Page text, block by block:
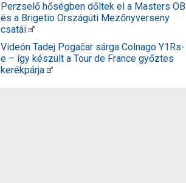
Perzselő hőségben dőltek el a Masters OB
és a Brigetio Országúti Mezőnyverseny
csatái
Videón Tadej Pogačar sárga Colnago Y1Rs-
e – így készült a Tour de France győztes
kerékpárja